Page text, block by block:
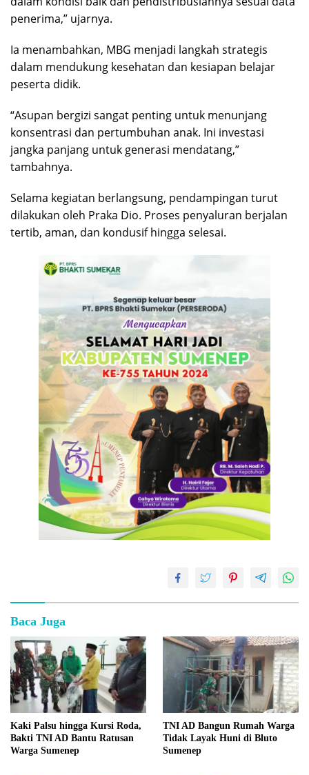
penerima,” ujarnya.
Ia menambahkan, MBG menjadi langkah strategis
dalam mendukung kesehatan dan kesiapan belajar
peserta didik.
“Asupan bergizi sangat penting untuk menunjang
konsentrasi dan pertumbuhan anak. Ini investasi
jangka panjang untuk generasi mendatang,”
tambahnya.
Selama kegiatan berlangsung, pendampingan turut
dilakukan oleh Praka Dio. Proses penyaluran berjalan
tertib, aman, dan kondusif hingga selesai.
Baca Juga
Kaki Palsu hingga Kursi Roda,
Bakti TNI AD Bantu Ratusan
Warga Sumenep
TNI AD Bangun Rumah Warga
Tidak Layak Huni di Bluto
Sumenep